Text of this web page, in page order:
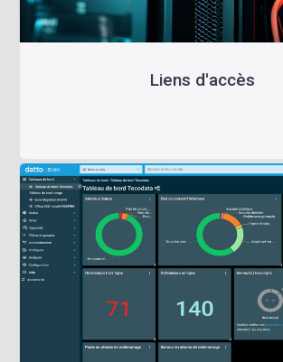
Liens d'accès